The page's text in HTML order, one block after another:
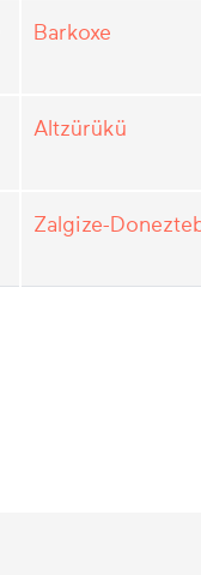
Barkoxe
Altzürükü
Zalgize-